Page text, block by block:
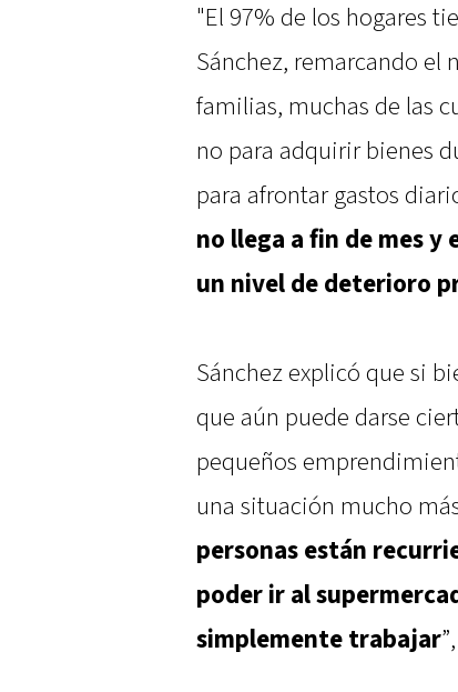
"El 97% de los hogares
Sánchez, remarcando el
familias, muchas de las
no para adquirir bienes
para afrontar gastos
no llega a fin de mes y
un nivel de deterioro
Sánchez explicó que si
que aún puede darse
pequeños
una situación mucho
personas están
poder ir al
simplemente trabajar